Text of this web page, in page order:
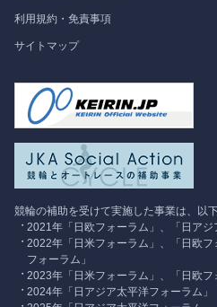
調査研究
利用規約・免責事項
サイトマップ
競輪の補助を受けて実施した事業は、以
2021年「日欧フォーラム」、「日アジ
2022年「日米フォーラム」、「日欧
フォーラム」
2023年「日米フォーラム」、「日欧フ
2024年「日アジア太平洋フォーラム」